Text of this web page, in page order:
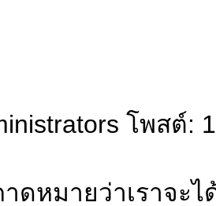
โพสต์:
าดหมายว่าเราจะ